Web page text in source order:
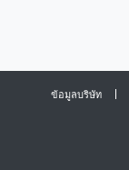
ข้อมูลบริษัท